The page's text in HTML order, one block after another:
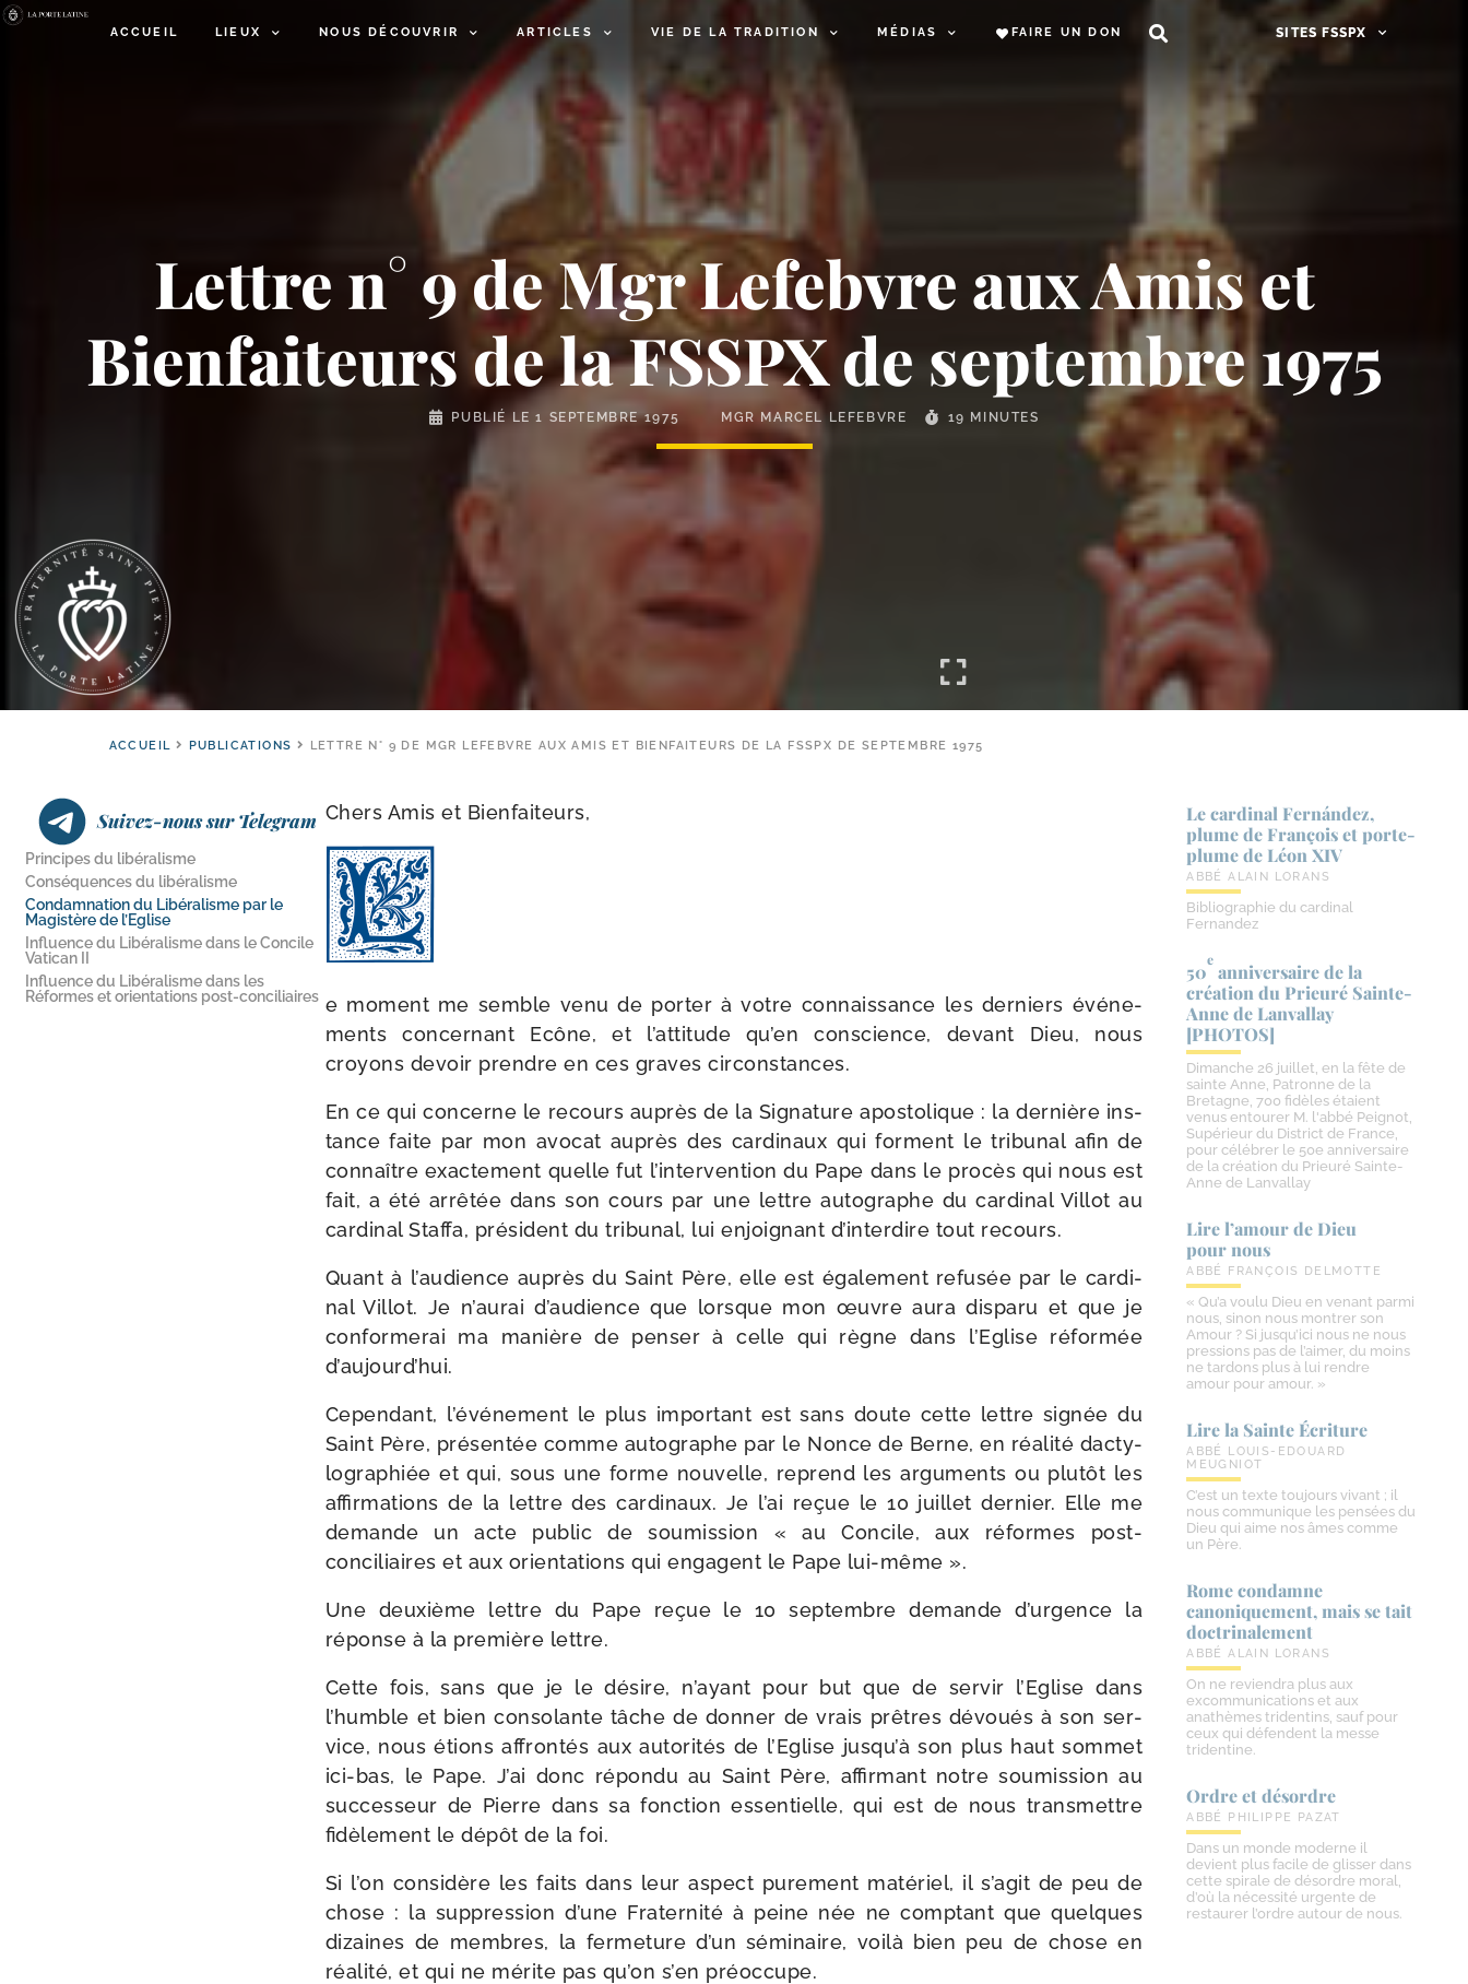
ACCUEIL LIEUX NOUS DÉCOUVRIR ARTICLES VIE DE LA TRADITION MÉDIAS FAIRE UN DON SITES FSSPX
Lettre n° 9 de Mgr Lefebvre aux Amis et
Bienfaiteurs de la FSSPX de septembre 1975
PUBLIÉ LE1 SEPTEMBRE 1975 MGR MARCEL LEFEBVRE 19 MINUTES
ACCUEIL PUBLICATIONS LETTRE N° 9 DE MGR LEFEBVRE AUX AMIS ET BIENFAITEURS DE LA FSSPX DE SEPTEMBRE 1975
Suivez-nous sur Telegram
Principes du libéralisme
Conséquences du libéralisme
Condamnation du Libéralisme par le
Magistère de l’Eglise
Influence du Libéralisme dans le Concile
Vatican II
Influence du Libéralisme dans les
Réformes et orientations post-conciliaires
Chers Amis et Bienfaiteurs,
e moment me semble venu de por­ter à votre connais­sance les der­niers évé­ne­
ments concer­nant Ecône, et l’attitude qu’en conscience, devant Dieu, nous
croyons devoir prendre en ces graves circonstances.
En ce qui concerne le recours auprès de la Signature apos­to­lique : la der­nière ins­
tance faite par mon avo­cat auprès des car­di­naux qui forment le tri­bu­nal afin de
connaître exac­te­ment quelle fut l’intervention du Pape dans le pro­cès qui nous est
fait, a été arrê­tée dans son cours par une lettre auto­graphe du car­di­nal Villot au
car­di­nal Staffa, pré­sident du tri­bu­nal, lui enjoi­gnant d’interdire tout recours.
Quant à l’audience auprès du Saint Père, elle est éga­le­ment refu­sée par le car­di­
nal Villot. Je n’aurai d’audience que lorsque mon œuvre aura dis­pa­ru et que je
confor­me­rai ma manière de pen­ser à celle qui règne dans l’Eglise réfor­mée
d’aujourd’hui.
Cependant, l’événement le plus impor­tant est sans doute cette lettre signée du
Saint Père, pré­sen­tée comme auto­graphe par le Nonce de Berne, en réa­li­té dac­ty­
lo­gra­phiée et qui, sous une forme nou­velle, reprend les argu­ments ou plu­tôt les
affir­ma­tions de la lettre des car­di­naux. Je l’ai reçue le 10 juillet der­nier. Elle me
demande un acte public de sou­mis­sion « au Concile, aux réformes post-​
conciliaires et aux orien­ta­tions qui engagent le Pape lui-même ».
Une deuxième lettre du Pape reçue le 10 sep­tembre demande d’urgence la
réponse à la pre­mière lettre.
Cette fois, sans que je le désire, n’ayant pour but que de ser­vir l’Eglise dans
l’humble et bien conso­lante tâche de don­ner de vrais prêtres dévoués à son ser­
vice, nous étions affron­tés aux auto­ri­tés de l’Eglise jusqu’à son plus haut som­met
ici-​bas, le Pape. J’ai donc répon­du au Saint Père, affir­mant notre sou­mis­sion au
suc­ces­seur de Pierre dans sa fonc­tion essen­tielle, qui est de nous trans­mettre
fidè­le­ment le dépôt de la foi.
Si l’on consi­dère les faits dans leur aspect pure­ment maté­riel, il s’agit de peu de
chose : la sup­pres­sion d’une Fraternité à peine née ne comp­tant que quelques
dizaines de membres, la fer­me­ture d’un sémi­naire, voi­là bien peu de chose en
réa­li­té, et qui ne mérite pas qu’on s’en préoccupe.
Le cardinal Fernández,
plume de François et porte-​
plume de Léon XIV
ABBÉ ALAIN LORANS
Bibliographie du cardinal
Fernandez
50
e
anniversaire de la
création du Prieuré Sainte-​
Anne de Lanvallay
[PHOTOS]
Dimanche 26 juillet, en la fête de
sainte Anne, Patronne de la
Bretagne, 700 fidèles étaient
venus entourer M. l'abbé Peignot,
Supérieur du District de France,
pour célébrer le 50e anniversaire
de la création du Prieuré Sainte-
Anne de Lanvallay
Lire l’amour de Dieu
pour nous
ABBÉ FRANÇOIS DELMOTTE
« Qu’a voulu Dieu en venant parmi
nous, sinon nous montrer son
Amour ? Si jusqu’ici nous ne nous
pressions pas de l’aimer, du moins
ne tardons plus à lui rendre
amour pour amour. »
Lire la Sainte Écriture
ABBÉ LOUIS-EDOUARD
MEUGNIOT
C’est un texte toujours vivant ; il
nous communique les pensées du
Dieu qui aime nos âmes comme
un Père.
Rome condamne
canoniquement, mais se tait
doctrinalement
ABBÉ ALAIN LORANS
On ne reviendra plus aux
excommunications et aux
anathèmes tridentins, sauf pour
ceux qui défendent la messe
tridentine.
Ordre et désordre
ABBÉ PHILIPPE PAZAT
Dans un monde moderne il
devient plus facile de glisser dans
cette spirale de désordre moral,
d’où la nécessité urgente de
restaurer l’ordre autour de nous.